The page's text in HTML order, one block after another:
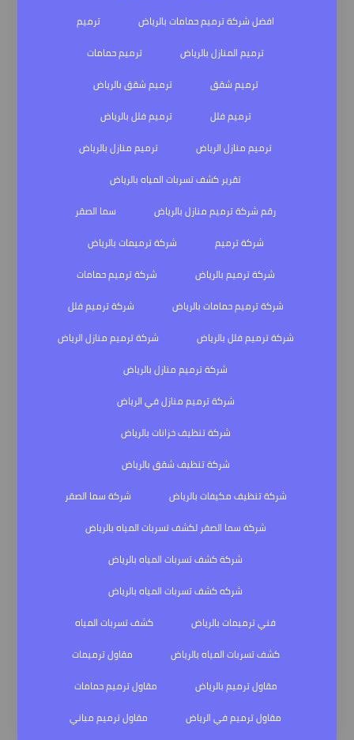
افضل شركة ترميم حمامات بالرياض
ترميم
ترميم المنازل بالرياض
ترميم حمامات
ترميم شقق
ترميم شقق بالرياض
ترميم فلل
ترميم فلل بالرياض
ترميم منازل الرياض
ترميم منازل بالرياض
تقرير كشف تسربات المياه بالرياض
رقم شركة ترميم منازل بالرياض
سما الصقر
شركة ترميم
شركة ترميمات بالرياض
شركة ترميم بالرياض
شركة ترميم حمامات
شركة ترميم حمامات بالرياض
شركة ترميم فلل
شركة ترميم فلل بالرياض
شركة ترميم منازل الرياض
شركة ترميم منازل بالرياض
شركة ترميم منازل في الرياض
شركة تنظيف خزانات بالرياض
شركة تنظيف شقق بالرياض
شركة تنظيف مكيفات بالرياض
شركة سما الصقر
شركة سما الصقر لكشف تسربات المياه بالرياض
شركة كشف تسربات المياه بالرياض
شركه كشف تسربات المياه بالرياض
فني ترميمات بالرياض
كشف تسربات المياه
كشف تسربات المياه بالرياض
مقاول ترميمات
مقاول ترميم بالرياض
مقاول ترميم حمامات
مقاول ترميم في الرياض
مقاول ترميم مباني